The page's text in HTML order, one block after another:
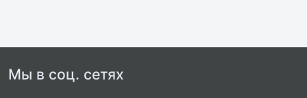
Мы в соц. сетях